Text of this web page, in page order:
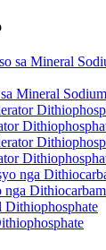
Mineral